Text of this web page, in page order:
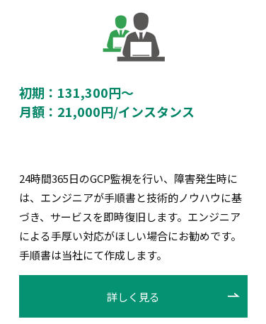
初期：131,300円～
月額：21,000円/インスタンス
24時間365日のGCP監視を行い、障害発生時に
は、エンジニアが手順書と技術的ノウハウに基
づき、サービスを即時復旧します。エンジニア
による手厚い対応がほしい場合にお勧めです。
手順書は当社にて作成します。
詳しく見る